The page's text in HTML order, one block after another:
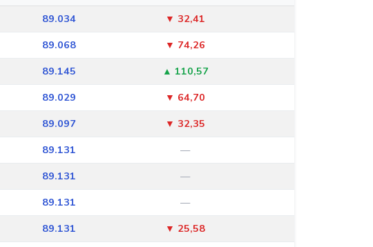
89.034
▼ 32,41
89.068
▼ 74,26
89.145
▲ 110,57
89.029
▼ 64,70
89.097
▼ 32,35
89.131
—
89.131
—
89.131
—
89.131
▼ 25,58